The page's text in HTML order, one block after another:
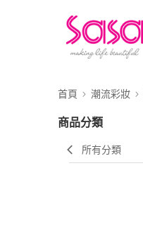
首頁 潮流彩妝
商品分類
所有分類